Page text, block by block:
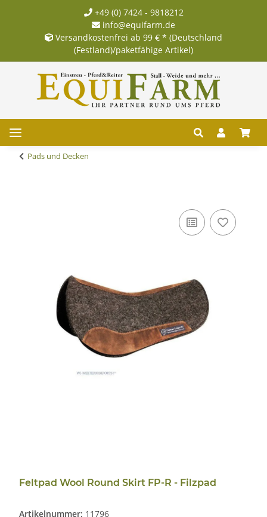
+49 (0) 7424 - 9818212
info@equifarm.de
Versandkostenfrei ab 99 € * (Deutschland
(Festland)/paketfähige Artikel)
Pads und Decken
Feltpad Wool Round Skirt FP-R - Filzpad
Artikelnummer: 11796